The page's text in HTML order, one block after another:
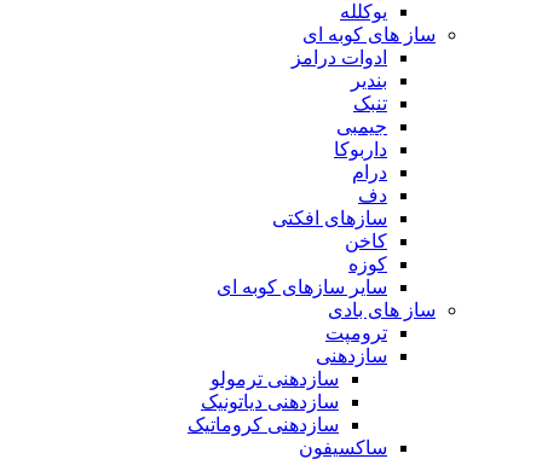
یوکلله
ساز های کوبه ای
ادوات درامز
بندیر
تنبک
جیمبی
داربوکا
درام
دف
سازهای افکتی
کاخن
کوزه
سایر سازهای کوبه ای
ساز های بادی
ترومپت
سازدهنی
سازدهنی ترمولو
سازدهنی دیاتونیک
سازدهنی کروماتیک
ساکسیفون